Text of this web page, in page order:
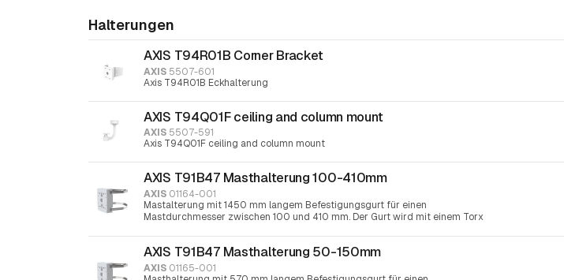
Halterungen
AXIS T94R01B Corner Bracket
AXIS 5507-601
Axis T94R01B Eckhalterung
AXIS T94Q01F ceiling and column mount
AXIS 5507-591
Axis T94Q01F ceiling and column mount
AXIS T91B47 Masthalterung 100-410mm
AXIS 01164-001
Mastalterung mit 1450 mm langem Befestigungsgurt für einen
Mastdurchmesser zwischen 100 und 410 mm. Der Gurt wird mit einem Torx
AXIS T91B47 Masthalterung 50-150mm
AXIS 01165-001